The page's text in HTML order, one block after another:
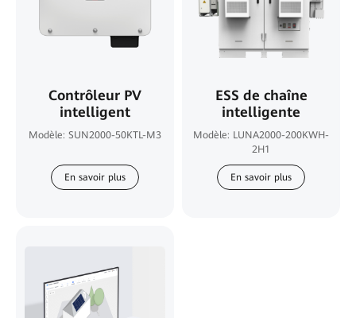
Contrôleur PV
intelligent
Modèle: SUN2000-50KTL-M3
En savoir plus
ESS de chaîne
intelligente
Modèle: LUNA2000-200KWH-
2H1
En savoir plus